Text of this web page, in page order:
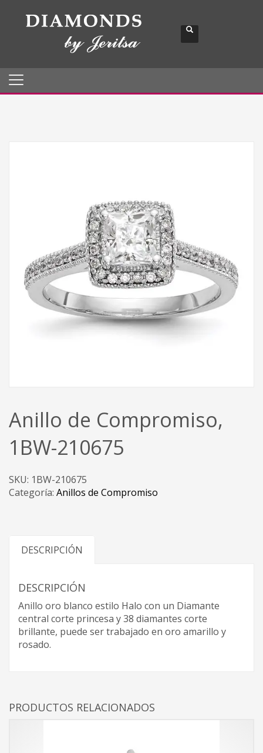
Anillo de Compromiso,
1BW-210675
SKU: 1BW-210675
Categoría: Anillos de Compromiso
DESCRIPCIÓN
DESCRIPCIÓN
Anillo oro blanco estilo Halo con un Diamante
central corte princesa y 38 diamantes corte
brillante, puede ser trabajado en oro amarillo y
rosado.
PRODUCTOS RELACIONADOS